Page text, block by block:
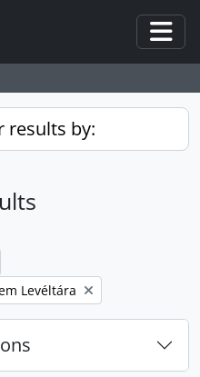
results by:
Levéltára